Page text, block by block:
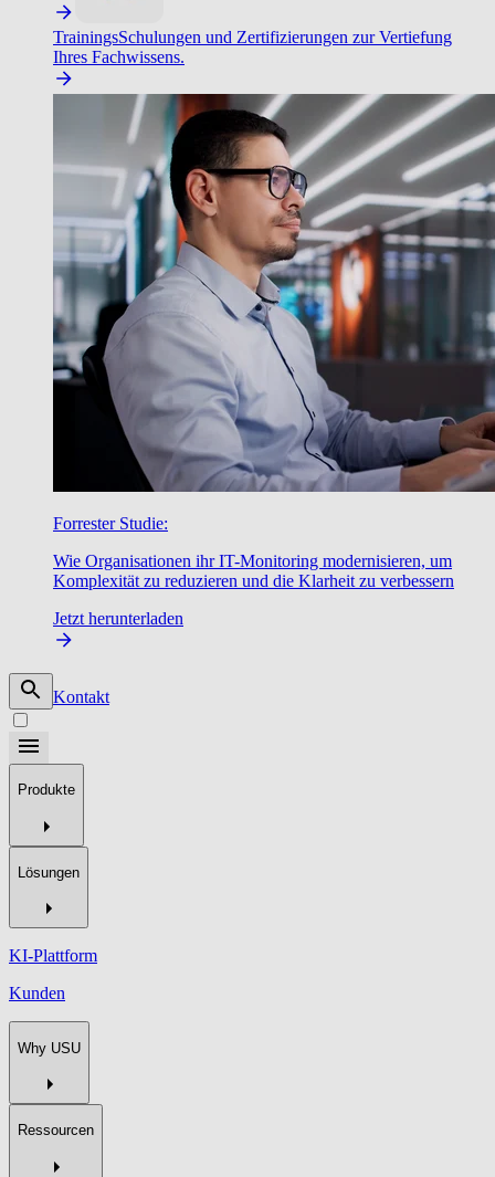
TrainingsSchulungen und Zertifizierungen zur Vertiefung
Ihres Fachwissens.
Forrester Studie:
Wie Organisationen ihr IT-Monitoring modernisieren, um
Komplexität zu reduzieren und die Klarheit zu verbessern
Jetzt herunterladen
Kontakt
Produkte
Lösungen
KI-Plattform
Kunden
Why USU
Ressourcen